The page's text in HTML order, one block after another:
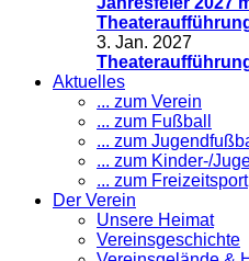
3. Jan. 2027
Aktuelles
... zum Verein
... zum Fußball
... zum
... zum Kinder-/
... zum Freizeitsport
Der Verein
Unsere Heimat
Vereinsgeschichte